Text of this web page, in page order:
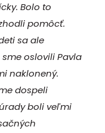
Bolo to
pomôcť.
sa ale
oslovili Pavla
naklonený.
dospeli
boli veľmi